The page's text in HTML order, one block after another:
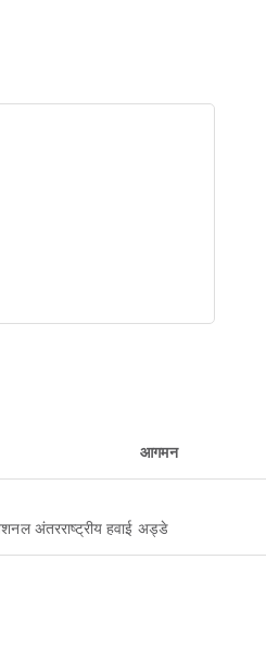
आगमन
नेशनल अंतरराष्ट्रीय हवाई अड्डे